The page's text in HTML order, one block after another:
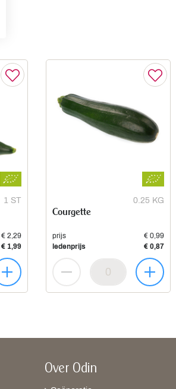
1 ST
€ 2,29
€ 1,99
0.25 KG
Courgette
prijs
€ 0,99
ledenprijs
€ 0,87
Over Odin